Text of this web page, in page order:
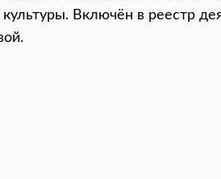
Включён в реестр